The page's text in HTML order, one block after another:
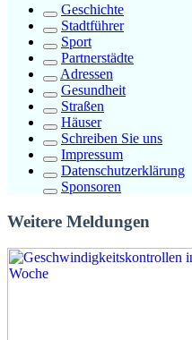
Geschichte
Stadtführer
Sport
Partnerstädte
Adressen
Gesundheit
Straßen
Häuser
Schreiben Sie uns
Impressum
Datenschutzerklärung
Sponsoren
Weitere Meldungen